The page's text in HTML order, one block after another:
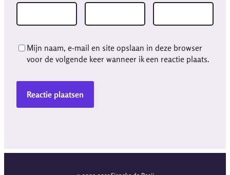
Mijn naam, e-mail en site opslaan in deze browser
voor de volgende keer wanneer ik een reactie plaats.